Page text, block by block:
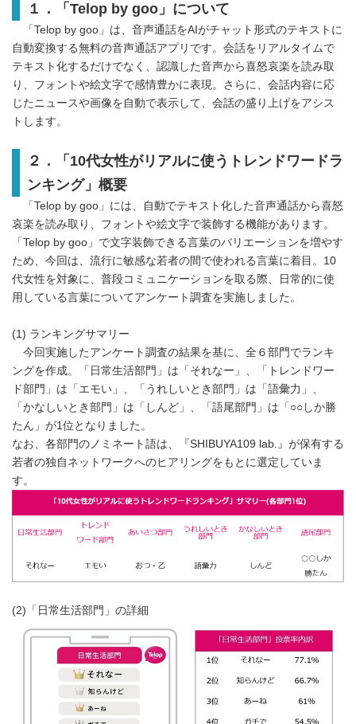
１．「 Telop by goo」について
「Telop by goo」は、音声通話をAIがチャット形式のテキストに
自動変換する無料の音声通話アプリです。会話をリアルタイムで
テキスト化するだけでなく、認識した音声から喜怒哀楽を読み取
り、フォントや絵文字で感情豊かに表現。さらに、会話内容に応
じたニュースや画像を自動で表示して、会話の盛り上げをアシス
トします。
２．「 10代女性がリアルに使うトレンドワードラ
ンキング」 概要
「Telop by goo」には、自動でテキスト化した音声通話から喜怒
哀楽を読み取り、フォントや絵文字で装飾する機能があります。
「Telop by goo」で文字装飾できる言葉のバリエーションを増やす
ため、今回は、流行に敏感な若者の間で使われる言葉に着目。10
代女性を対象に、普段コミュニケーションを取る際、日常的に使
用している言葉についてアンケート調査を実施しました。
(1) ランキングサマリー
今回実施したアンケート調査の結果を基に、全６部門でランキ
ングを作成。「日常生活部門」は「それなー」、「トレンドワー
ド部門」は「エモい」、「うれしいとき部門」は「語彙力」、
「かなしいとき部門」は「しんど」、「語尾部門」は「○○しか勝
たん」が1位となりました。
なお、各部門のノミネート語は、『SHIBUYA109 lab.』が保有する
若者の独自ネットワークへのヒアリングをもとに選定していま
す。
(2)「日常生活部門」の詳細